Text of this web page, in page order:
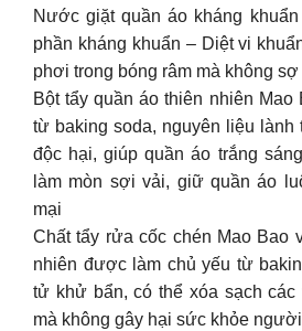
Nước giặt quần áo kháng
phần kháng khuẩn – Diệt vi
phơi trong bóng râm mà không
Bột tẩy quần áo thiên nhiên
từ baking soda, nguyên liệu lành
độc hại, giúp quần áo trắng
làm mòn sợi vải, giữ quần áo
mại
Chất tẩy rửa cốc chén Mao Bao
nhiên được làm chủ yếu từ
tử khử bẩn, có thể xóa sạch các
mà không gây hại sức khỏe